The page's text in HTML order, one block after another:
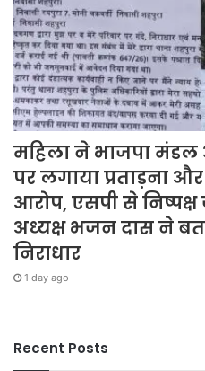
महिला ने भाजपा मंडल
पर लगाया प्रताड़ना
आरोप, एसपी से
अध्यक्ष भजन दास ने
निराधार
1 day ago
Recent Posts